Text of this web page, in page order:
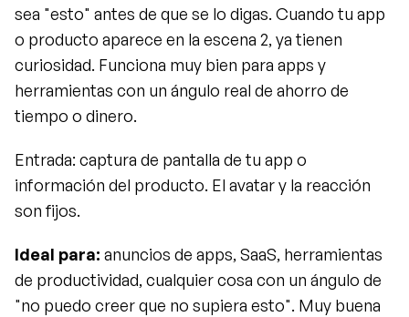
sea "esto" antes de que se lo digas. Cuando tu app
o producto aparece en la escena 2, ya tienen
curiosidad. Funciona muy bien para apps y
herramientas con un ángulo real de ahorro de
tiempo o dinero.
Entrada: captura de pantalla de tu app o
información del producto. El avatar y la reacción
son fijos.
Ideal para: anuncios de apps, SaaS, herramientas
de productividad, cualquier cosa con un ángulo de
"no puedo creer que no supiera esto". Muy buena